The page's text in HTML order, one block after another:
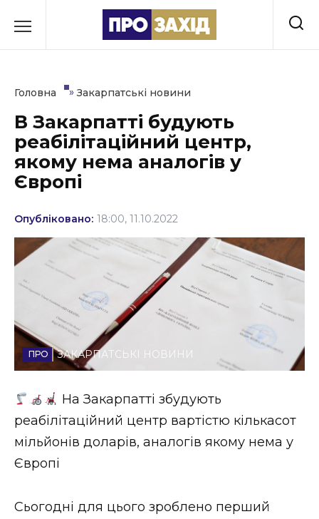
до
Культура
Освіта
Політика
Соціум
Спорт
Стиль життя
Втрачений Ужгород
Втрачений Ужгород (відеоверсія)
ЗАКАРПАТСЬКІ НОВИНИ
Головна » Закарпатські новини
В Закарпатті будують
реабілітаційний центр,
якому нема аналогів у
Європі
Опубліковано: 18:00, 11.10.2022
ЗАКАРПАТСЬКІ НОВИНИ
На Закарпатті збудують
реабілітаційний центр вартістю кількасот
мільйонів доларів, аналогів якому нема у
Європі
Сьогодні для цього зроблено перший